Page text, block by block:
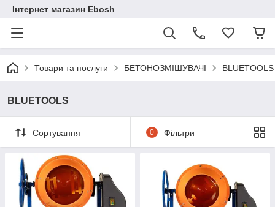
Інтернет магазин Ebosh
Товари та послуги БЕТОНОЗМІШУВАЧІ BLUETOOLS
BLUETOOLS
Сортування 0 Фільтри